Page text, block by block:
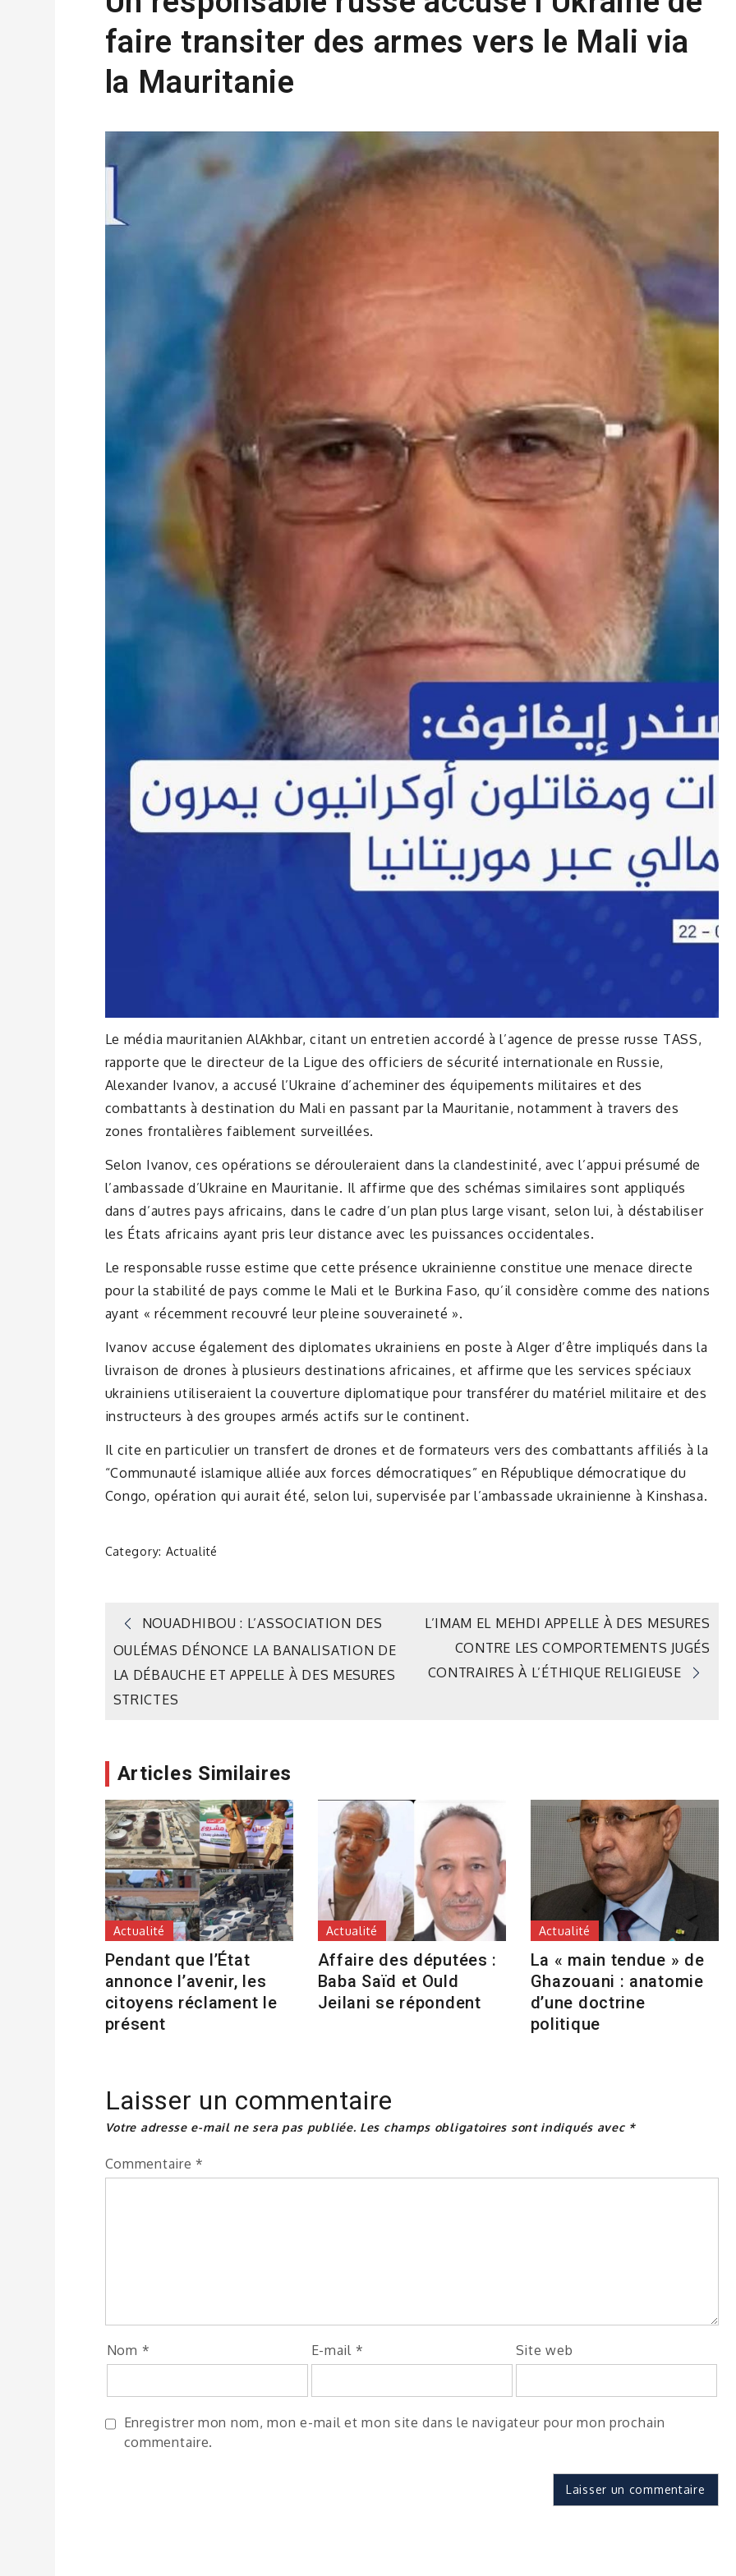
faire transiter des armes vers le Mali via
la Mauritanie
Le média mauritanien AlAkhbar, citant un entretien accordé à l’agence de presse russe TASS,
rapporte que le directeur de la Ligue des officiers de sécurité internationale en Russie,
Alexander Ivanov, a accusé l’Ukraine d’acheminer des équipements militaires et des
combattants à destination du Mali en passant par la Mauritanie, notamment à travers des
zones frontalières faiblement surveillées.
Selon Ivanov, ces opérations se dérouleraient dans la clandestinité, avec l’appui présumé de
l’ambassade d’Ukraine en Mauritanie. Il affirme que des schémas similaires sont appliqués
dans d’autres pays africains, dans le cadre d’un plan plus large visant, selon lui, à déstabiliser
les États africains ayant pris leur distance avec les puissances occidentales.
Le responsable russe estime que cette présence ukrainienne constitue une menace directe
pour la stabilité de pays comme le Mali et le Burkina Faso, qu’il considère comme des nations
ayant « récemment recouvré leur pleine souveraineté ».
Ivanov accuse également des diplomates ukrainiens en poste à Alger d’être impliqués dans la
livraison de drones à plusieurs destinations africaines, et affirme que les services spéciaux
ukrainiens utiliseraient la couverture diplomatique pour transférer du matériel militaire et des
instructeurs à des groupes armés actifs sur le continent.
Il cite en particulier un transfert de drones et de formateurs vers des combattants affiliés à la
“Communauté islamique alliée aux forces démocratiques” en République démocratique du
Congo, opération qui aurait été, selon lui, supervisée par l’ambassade ukrainienne à Kinshasa.
Category: Actualité
Navigation
de
NOUADHIBOU : L’ASSOCIATION DES
OULÉMAS DÉNONCE LA BANALISATION DE
LA DÉBAUCHE ET APPELLE À DES MESURES
STRICTES
L’IMAM EL MEHDI APPELLE À DES MESURES
CONTRE LES COMPORTEMENTS JUGÉS
CONTRAIRES À L’ÉTHIQUE RELIGIEUSE
Articles Similaires
Actualité
Pendant que l’État
annonce l’avenir, les
citoyens réclament le
présent
Actualité
Affaire des députées :
Baba Saïd et Ould
Jeilani se répondent
Actualité
La « main tendue » de
Ghazouani : anatomie
d’une doctrine
politique
Laisser un commentaire
Votre adresse e-mail ne sera pas publiée. Les champs obligatoires sont indiqués avec *
Commentaire *
Nom * E-mail * Site web
Enregistrer mon nom, mon e-mail et mon site dans le navigateur pour mon prochain
commentaire.